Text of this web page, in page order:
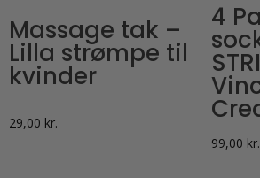
Massage tak –
Lilla strømpe til
kvinder
29,00 kr.
4
99,00 kr.